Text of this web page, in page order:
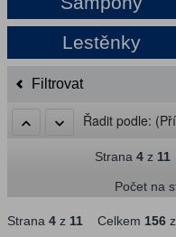
Lestěnky
Filtrovat
Řadit podle:
Strana 4 z 11
Počet na
Strana 4 z 11 Celkem 156